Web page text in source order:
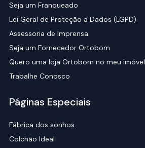
Seja um Franqueado
Lei Geral de Proteção a Dados (LGPD)
Assessoria de Imprensa
Seja um Fornecedor Ortobom
Quero uma loja Ortobom no meu imóvel
Trabalhe Conosco
Páginas Especiais
Fábrica dos sonhos
Colchão Ideal